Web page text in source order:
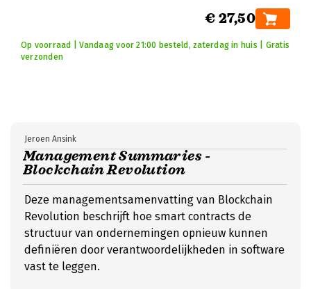
€ 27,50
Op voorraad | Vandaag voor 21:00 besteld, zaterdag in huis | Gratis
verzonden
Management Summaries -
Blockchain Revolution
Jeroen Ansink
Deze managementsamenvatting van Blockchain
Revolution beschrijft hoe smart contracts de
structuur van ondernemingen opnieuw kunnen
definiëren door verantwoordelijkheden in software
vast te leggen.